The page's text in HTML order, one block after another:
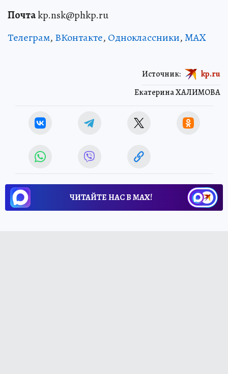
Почтаkp.nsk@phkp.ru
Телеграм, ВКонтакте, Одноклассники,MAX
Екатерина ХАЛИМОВА
Источник: kp.ru
ЧИТАЙТЕ НАС В МАХ!